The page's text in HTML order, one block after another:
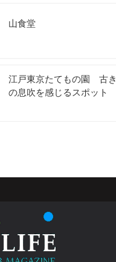
山食堂
江戸東京たてもの園 古
の息吹を感じるスポット